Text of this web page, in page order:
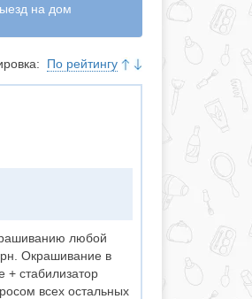
на дом
По рейтингу
любой
Окрашивание в
+ стабилизатор
всех остальных